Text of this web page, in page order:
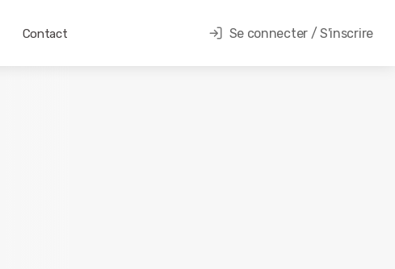
Contact Se connecter / S'inscrire